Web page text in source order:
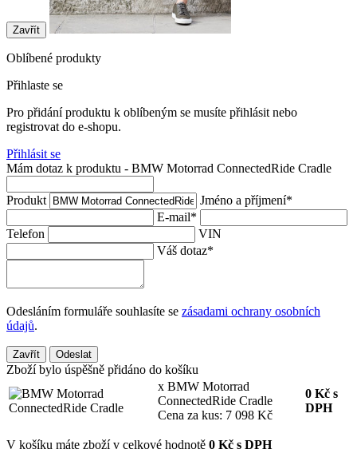
Zavřít
Oblíbené produkty
Přihlaste se
Pro přidání produktu k oblíbeným se musíte přihlásit nebo
registrovat do e-shopu.
Přihlásit se
Mám dotaz k produktu - BMW Motorrad ConnectedRide Cradle
Produkt Jméno a příjmení*
E-mail*
Telefon
VIN
Váš dotaz*
Odesláním formuláře souhlasíte se zásadami ochrany osobních
údajů.
Zavřít Odeslat
Zboží bylo úspěšně přidáno do košíku
x BMW Motorrad
ConnectedRide Cradle
Cena za kus: 7 098 Kč
0 Kč s
DPH
V košíku máte zboží v celkové hodnotě 0 Kč s DPH